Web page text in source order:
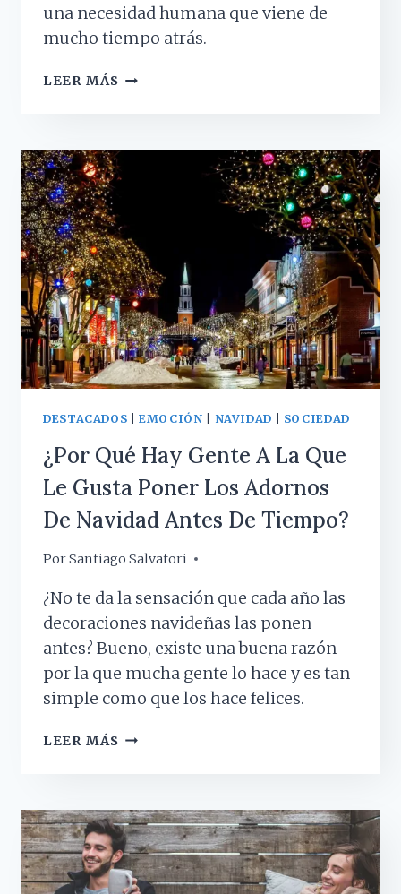
una necesidad humana que viene de
mucho tiempo atrás.
LEER MÁS LOS
LOS
QUE
VOLVER
A
CASA
PARA
NAVIDAD
DESTACADOS |EMOCIÓN NAVIDAD SOCIEDAD
¿Por Qué Hay Gente A La Que
Le Gusta Poner Los Adornos
De Navidad Antes De Tiempo?
PorSantiago Salvatori
4 diciembre, 2018
¿No te da la sensación que cada año las
decoraciones navideñas las ponen
antes? Bueno, existe una buena razón
por la que mucha gente lo hace y es tan
simple como que los hace felices.
LEER MÁS ¿POR
A
LA
QUE
LE